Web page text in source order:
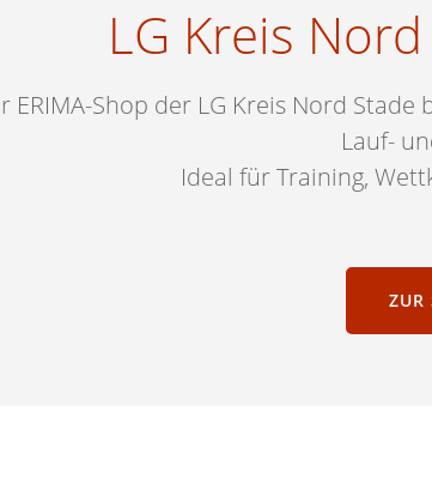
LG Kreis
ERIMA-Shop der LG Kreis Nord
Lauf-
Ideal für Training,
ZUR